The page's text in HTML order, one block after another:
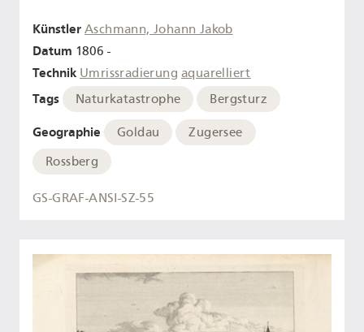
Künstler Aschmann, Johann Jakob
Datum 1806 -
Technik Umrissradierung aquarelliert
Tags Naturkatastrophe Bergsturz
Geographie Goldau
Zugersee
Rossberg
GS-GRAF-ANSI-SZ-55